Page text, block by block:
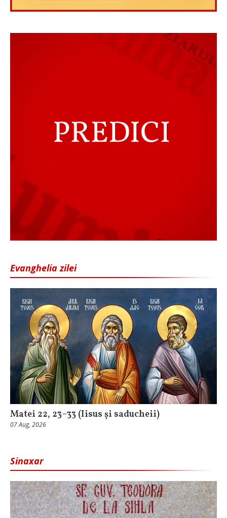
Evanghelia zilei
Matei 22, 23–33 (Iisus și saducheii)
07 Aug, 2026
Sinaxar